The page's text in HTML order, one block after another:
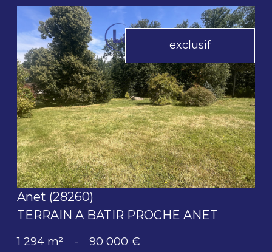
exclusif
voir le bien
Anet (28260)
TERRAIN A BATIR PROCHE ANET
1 294 m² - 90 000 €